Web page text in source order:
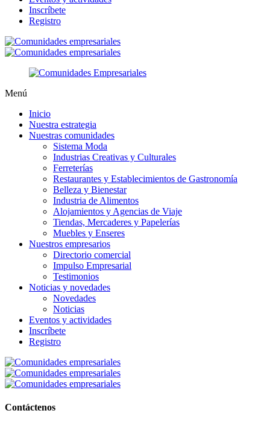
Inscríbete
Registro
Menú
Inicio
Nuestra estrategia
Nuestras comunidades
Sistema Moda
Industrias Creativas y Culturales
Ferreterías
Restaurantes y Establecimientos de Gastronomía
Belleza y Bienestar
Industria de Alimentos
Alojamientos y Agencias de Viaje
Tiendas, Mercaderes y Papelerías
Muebles y Enseres
Nuestros empresarios
Directorio comercial
Impulso Empresarial
Testimonios
Noticias y novedades
Novedades
Noticias
Eventos y actividades
Inscríbete
Registro
Contáctenos